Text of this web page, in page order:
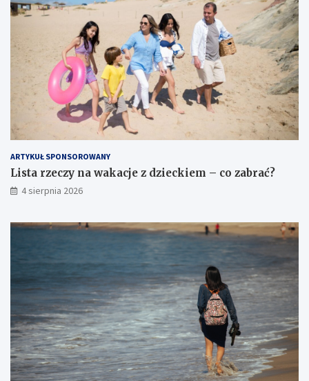
ARTYKUŁ SPONSOROWANY
Lista rzeczy na wakacje z dzieckiem – co zabrać?
4 sierpnia 2026